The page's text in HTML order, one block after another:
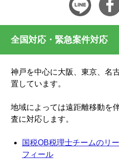
全国対応・緊急案件対応
神戸を中心に大阪、東京、名
置しています。
地域によっては遠距離移動を
査に対応します。
国税OB税理士チームのリ
フィール